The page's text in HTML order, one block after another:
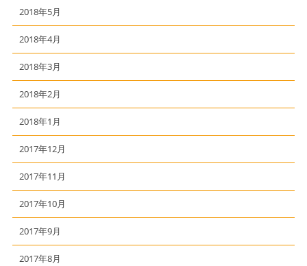
2018年5月
2018年4月
2018年3月
2018年2月
2018年1月
2017年12月
2017年11月
2017年10月
2017年9月
2017年8月